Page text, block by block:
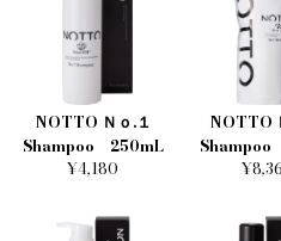
NOTTO Ｎｏ.１
Shampoo 250mL
¥4,180
NOTTO